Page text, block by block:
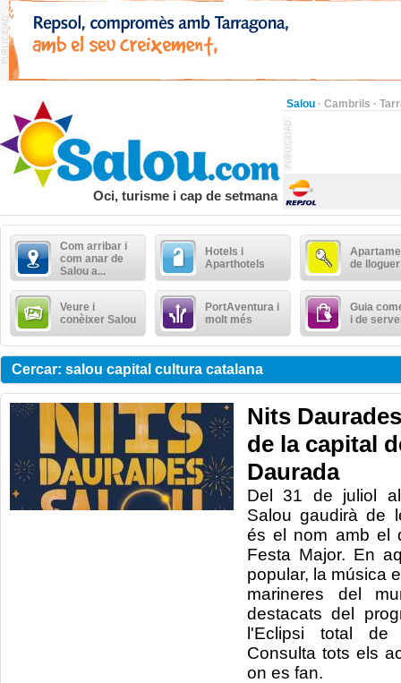
Salou · Cambrils ·
Oci, turisme i cap de setmana
Com arribar i
com anar de
Salou a...
Hotels i
Aparthotels
de lloguer
Veure i
conèixer Salou
PortAventura i
molt més
Guia
i de
Cercar: salou capital cultura catalana
Nits
de la capital
Daurada
Del 31 de juliol
Salou gaudirà de
és el nom amb el
Festa Major. En
popular, la música
marineres del
destacats del
l'Eclipsi total
Consulta tots els
on es fan.